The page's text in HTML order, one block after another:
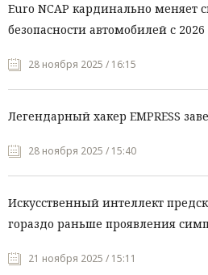
Euro NCAP кардинально меняет
безопасности автомобилей с 2026
28 ноября 2025 / 16:15
Легендарный хакер EMPRESS
28 ноября 2025 / 15:40
Искусственный интеллект
гораздо раньше проявления
21 ноября 2025 / 15:11